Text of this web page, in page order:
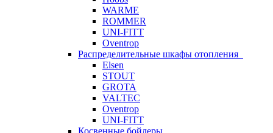
WARME
ROMMER
UNI-FITT
Oventrop
Распределительные шкафы отопления
Elsen
STOUT
GROTA
VALTEC
Oventrop
UNI-FITT
Косвенные бойлеры